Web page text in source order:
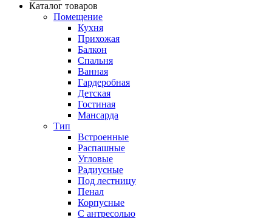
Каталог товаров
Помещение
Кухня
Прихожая
Балкон
Спальня
Ванная
Гардеробная
Детская
Гостиная
Мансарда
Тип
Встроенные
Распашные
Угловые
Радиусные
Под лестницу
Пенал
Корпусные
С антресолью